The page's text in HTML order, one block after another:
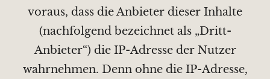
voraus, dass die Anbieter dieser Inhalte
(nachfolgend bezeichnet als „Dritt-
Anbieter“) die IP-Adresse der Nutzer
wahrnehmen. Denn ohne die IP-Adresse,